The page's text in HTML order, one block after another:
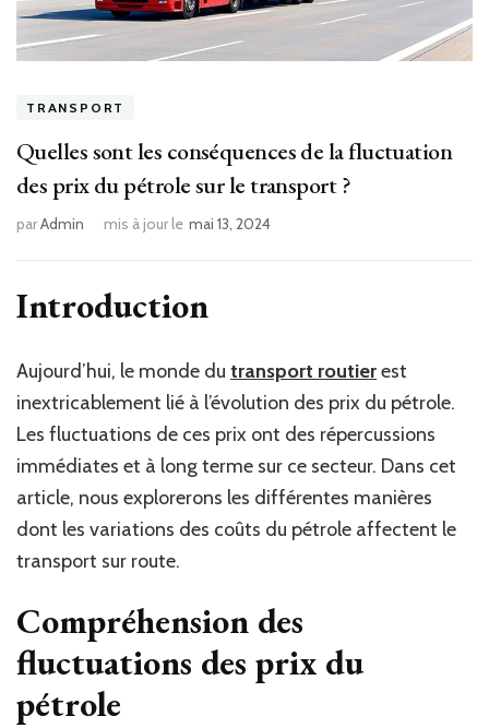
TRANSPORT
Quelles sont les conséquences de la fluctuation
des prix du pétrole sur le transport ?
parAdmin mis à jour le mai 13, 2024
Introduction
Aujourd’hui, le monde du transport routierest
inextricablement lié à l’évolution des prix du pétrole.
Les fluctuations de ces prix ont des répercussions
immédiates et à long terme sur ce secteur. Dans cet
article, nous explorerons les différentes manières
dont les variations des coûts du pétrole affectent le
transport sur route.
Compréhension des
fluctuations des prix du
pétrole